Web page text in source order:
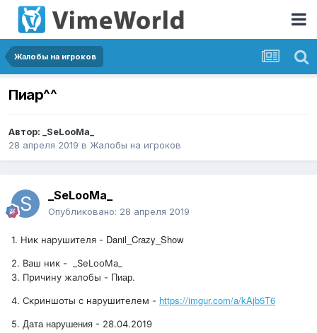
Жалобы на игроков
Пиар^^
Автор: _SeLooMa_
28 апреля 2019 в Жалобы на игроков
_SeLooMa_
Опубликовано: 28 апреля 2019
1. Ник нарушителя - Danil_Crazy_Show
2. Ваш ник - _SeLooMa_
3. Причину жалобы - Пиар.
4. Скриншоты с нарушителем - https://imgur.com/a/kAjb5T6
5. Дата нарушения - 28.04.2019